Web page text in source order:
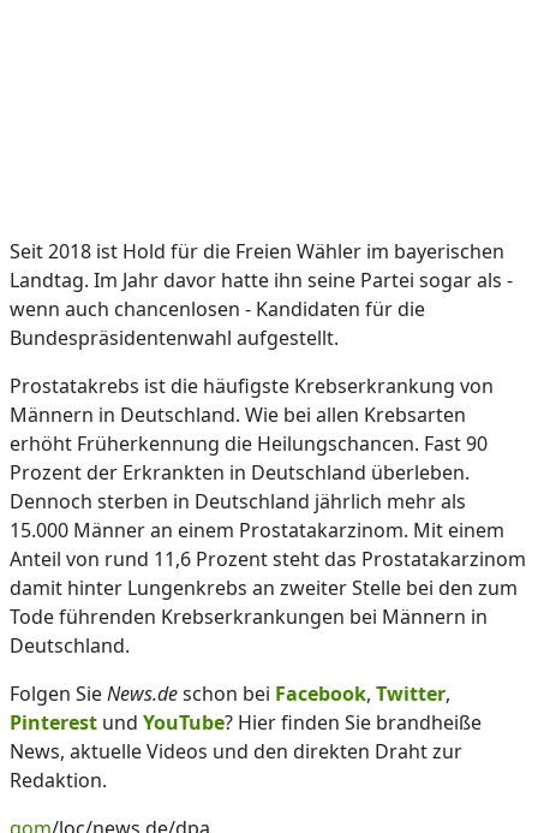
Seit 2018 ist Hold für die Freien Wähler im bayerischen
Landtag. Im Jahr davor hatte ihn seine Partei sogar als -
wenn auch chancenlosen - Kandidaten für die
Bundespräsidentenwahl aufgestellt.
Prostatakrebs ist die häufigste Krebserkrankung von
Männern in Deutschland. Wie bei allen Krebsarten
erhöht Früherkennung die Heilungschancen. Fast 90
Prozent der Erkrankten in Deutschland überleben.
Dennoch sterben in Deutschland jährlich mehr als
15.000 Männer an einem Prostatakarzinom. Mit einem
Anteil von rund 11,6 Prozent steht das Prostatakarzinom
damit hinter Lungenkrebs an zweiter Stelle bei den zum
Tode führenden Krebserkrankungen bei Männern in
Deutschland.
Folgen SieNews.deschon bei Facebook, Twitter,
Pinterest und YouTube? Hier finden Sie brandheiße
News, aktuelle Videos und den direkten Draht zur
Redaktion.